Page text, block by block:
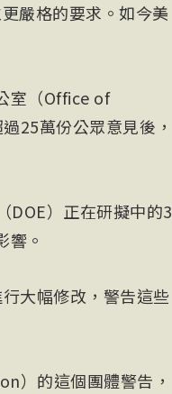
嚴格的要求。如今美
室（Office of
25萬份公眾意見後，
DOE）正在研擬中的3
響。
大幅修改，警告這些
）的這個團體警告，